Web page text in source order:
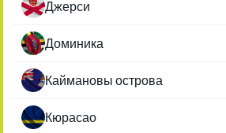
Джерси
Доминика
Каймановы острова
Кюрасао